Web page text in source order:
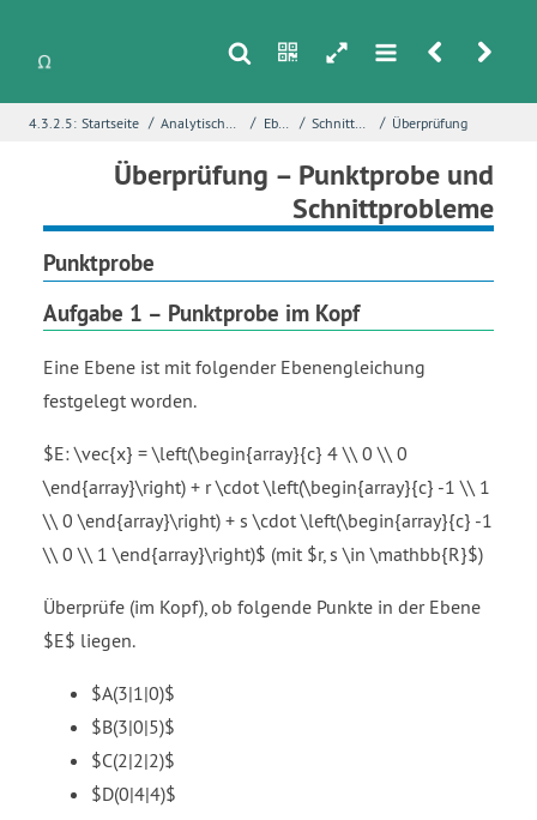
s n h m r u
4.3.2.5: Startseite / Analytische Geometrie / Ebenen / Schnittprobleme / Überprüfung
Überprüfung – Punktprobe und
Schnittprobleme
Punktprobe
Aufgabe 1 – Punktprobe im Kopf
Eine Ebene ist mit folgender Ebenengleichung
festgelegt worden.
$E: \vec{x} = \left(\begin{array}{c} 4 \\ 0 \\ 0
\end{array}\right) + r \cdot \left(\begin{array}{c} -1 \\ 1
\\ 0 \end{array}\right) + s \cdot \left(\begin{array}{c} -1
\\ 0 \\ 1 \end{array}\right)$ (mit $r, s \in \mathbb{R}$)
Überprüfe (im Kopf), ob folgende Punkte in der Ebene
$E$ liegen.
$A(3|1|0)$
$B(3|0|5)$
$C(2|2|2)$
$D(0|4|4)$
Name*
E-Mail
Seite *
Fehlerbeschreibung*